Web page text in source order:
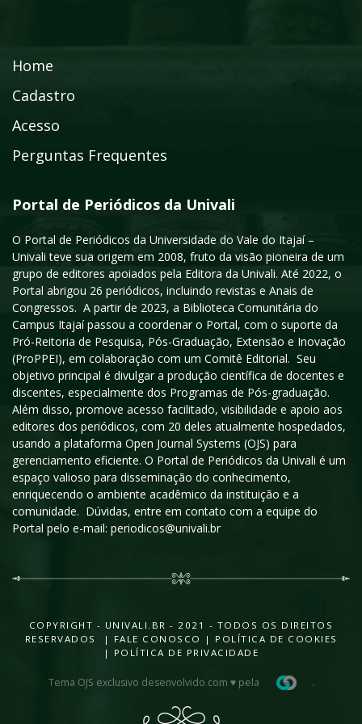
Home
Cadastro
Acesso
Perguntas Frequentes
Portal de Periódicos da Univali
O Portal de Periódicos da Universidade do Vale do Itajaí –
Univali teve sua origem em 2008, fruto da visão pioneira de um
grupo de editores apoiados pela Editora da Univali. Até 2022, o
Portal abrigou 26 periódicos, incluindo revistas e Anais de
Congressos. A partir de 2023, a Biblioteca Comunitária do
Campus Itajaí passou a coordenar o Portal, com o suporte da
Pró-Reitoria de Pesquisa, Pós-Graduação, Extensão e Inovação
(ProPPEI), em colaboração com um Comitê Editorial. Seu
objetivo principal é divulgar a produção científica de docentes e
discentes, especialmente dos Programas de Pós-graduação.
Além disso, promove acesso facilitado, visibilidade e apoio aos
editores dos periódicos, com 20 deles atualmente hospedados,
usando a plataforma Open Journal Systems (OJS) para
gerenciamento eficiente. O Portal de Periódicos da Univali é um
espaço valioso para disseminação do conhecimento,
enriquecendo o ambiente acadêmico da instituição e a
comunidade. Dúvidas, entre em contato com a equipe do
Portal pelo e-mail: periodicos@univali.br
COPYRIGHT - UNIVALI.BR - 2021 - TODOS OS DIREITOS
RESERVADOS |
FALE CONOSCO | POLÍTICA DE COOKIES
| POLÍTICA DE PRIVACIDADE
Tema OJS exclusivo desenvolvido com ♥ pela .